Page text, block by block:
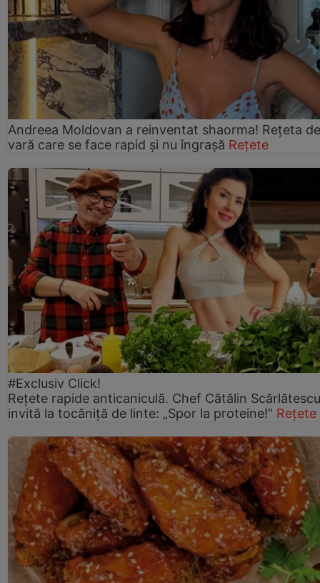
Andreea Moldovan a reinventat shaorma! Rețeta de
vară care se face rapid și nu îngrașă Rețete
#Exclusiv Click!
Rețete rapide anticaniculă. Chef Cătălin
invită la tocăniță de linte: „Spor la proteine!” Rețete